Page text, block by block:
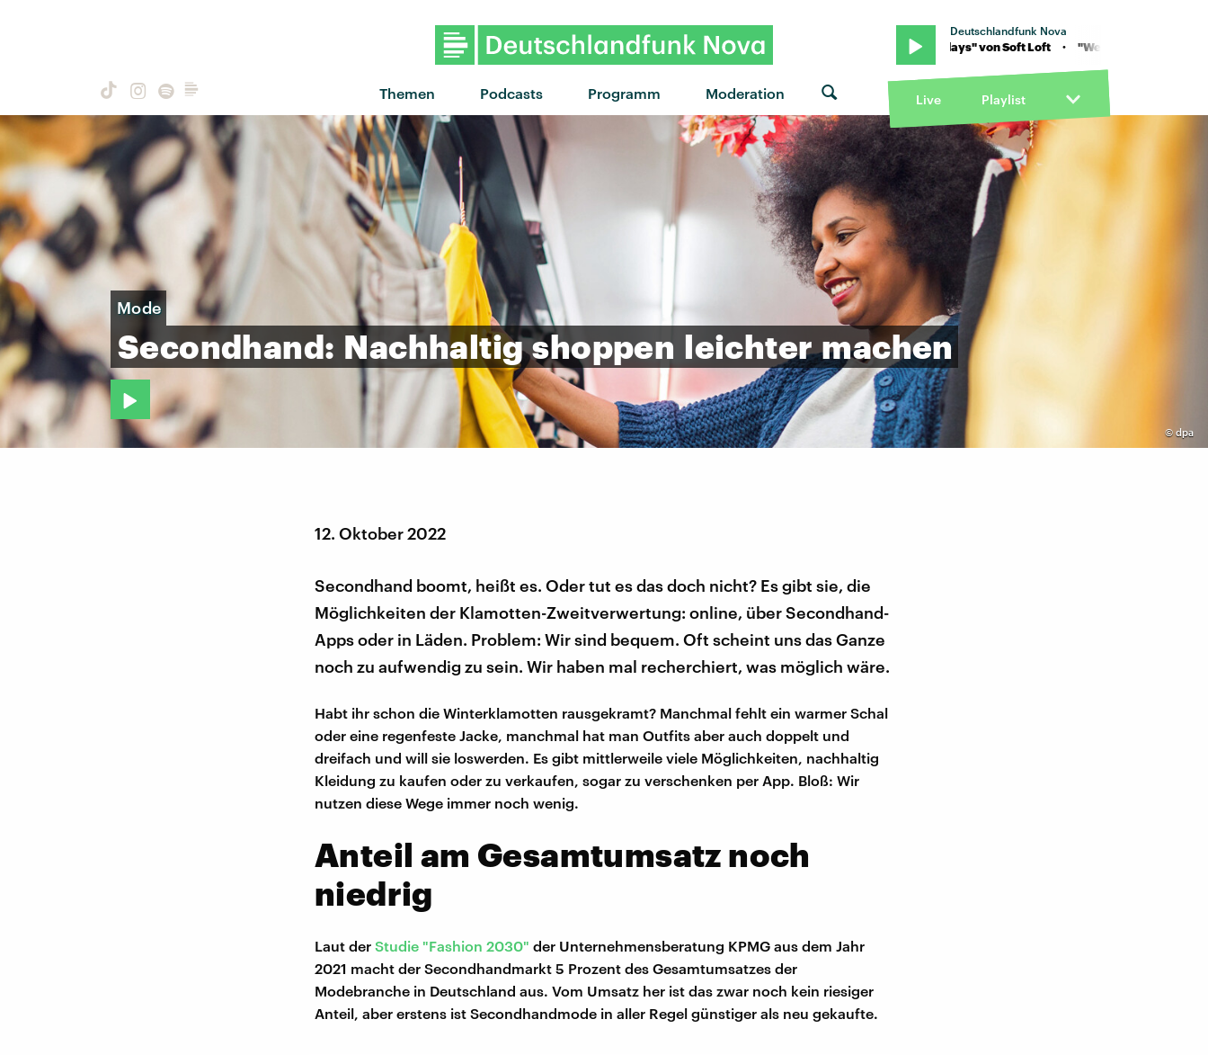
Themen Podcasts Programm Moderation
Deutschlandfunk Nova
"Wednesdays" von Soft Loft · "Wednesdays" von Soft Loft · "Wednesdays" von Soft Loft
Live Playlist
© dpa
Mode
Secondhand: Nachhaltig shoppen leichter machen
12. Oktober 2022
Secondhand boomt, heißt es. Oder tut es das doch nicht? Es gibt sie, die
Möglichkeiten der Klamotten-Zweitverwertung: online, über Secondhand-
Apps oder in Läden. Problem: Wir sind bequem. Oft scheint uns das Ganze
noch zu aufwendig zu sein. Wir haben mal recherchiert, was möglich wäre.
Habt ihr schon die Winterklamotten rausgekramt? Manchmal fehlt ein warmer Schal
oder eine regenfeste Jacke, manchmal hat man Outfits aber auch doppelt und
dreifach und will sie loswerden. Es gibt mittlerweile viele Möglichkeiten, nachhaltig
Kleidung zu kaufen oder zu verkaufen, sogar zu verschenken per App. Bloß: Wir
nutzen diese Wege immer noch wenig.
Anteil am Gesamtumsatz noch
niedrig
Laut der Studie "Fashion 2030" der Unternehmensberatung KPMG aus dem Jahr
2021 macht der Secondhandmarkt 5 Prozent des Gesamtumsatzes der
Modebranche in Deutschland aus. Vom Umsatz her ist das zwar noch kein riesiger
Anteil, aber erstens ist Secondhandmode in aller Regel günstiger als neu gekaufte.